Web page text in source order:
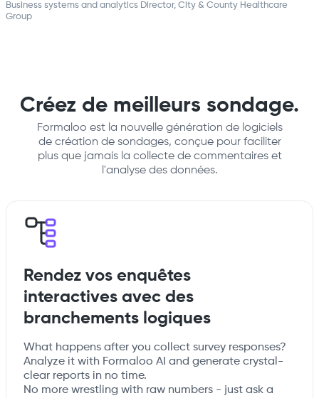
Business systems and analytics Director, City & County Healthcare
Group
Créez de meilleurs sondage.
Formaloo est la nouvelle génération de logiciels
de création de sondages, conçue pour faciliter
plus que jamais la collecte de commentaires et
l'analyse des données.
Rendez vos enquêtes
interactives avec des
branchements logiques
What happens after you collect survey responses?
Analyze it with Formaloo AI and generate crystal-
clear reports in no time.
No more wrestling with raw numbers - just ask a